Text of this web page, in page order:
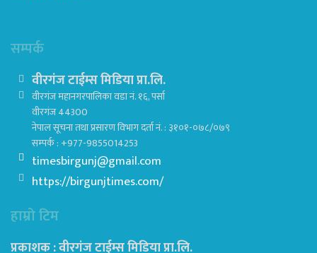
सम्पर्क
वीरगंज टाईम्स मिडिया प्रा.लि.
वीरगंज महानगरपालिका वडा नं. १६, पर्सा
वीरगंज 44300
नेपाल सूचना तथा प्रसारण विभाग दर्ता नं. : ३१०१-०७८/०७९
सम्पर्क : +977-9855014253
timesbirgunj@gmail.com
https://birgunjtimes.com/
हाम्रो टिम
प्रकाशक : वीरगंज टाईम्स मिडिया प्रा‍.लि.